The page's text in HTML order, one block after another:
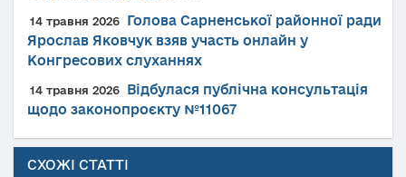
14 травня 2026
Голова Сарненської районної ради
Ярослав Яковчук взяв участь онлайн у
Конгресових слуханнях
14 травня 2026
Відбулася публічна консультація
щодо законопроєкту №11067
СХОЖІ СТАТТІ